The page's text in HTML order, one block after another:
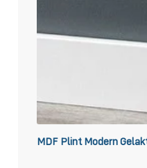
MDF Plint Modern